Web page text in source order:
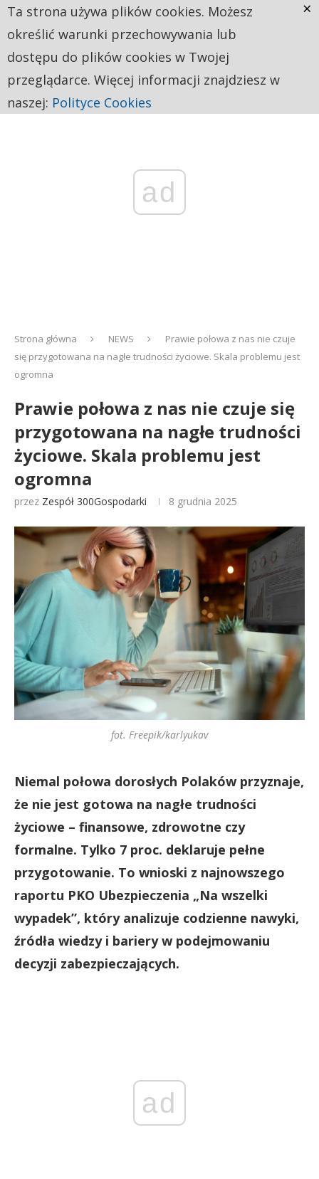
ad
Strona główna NEWS
Prawie połowa z nas nie czuje
się przygotowana na nagłe trudności życiowe. Skala problemu jest
ogromna
Prawie połowa z nas nie czuje się
przygotowana na nagłe trudności
życiowe. Skala problemu jest
ogromna
przez Zespół 300Gospodarki 8 grudnia 2025
fot. Freepik/karlyukav
Niemal połowa dorosłych Polaków przyznaje,
że nie jest gotowa na nagłe trudności
życiowe – finansowe, zdrowotne czy
formalne. Tylko 7 proc. deklaruje pełne
przygotowanie. To wnioski z najnowszego
raportu PKO Ubezpieczenia „Na wszelki
wypadek”, który analizuje codzienne nawyki,
źródła wiedzy i bariery w podejmowaniu
decyzji zabezpieczających.
ad
Ta strona używa plików cookies. Możesz
określić warunki przechowywania lub
dostępu do plików cookies w Twojej
przeglądarce. Więcej informacji znajdziesz w
naszej: Polityce Cookies
×